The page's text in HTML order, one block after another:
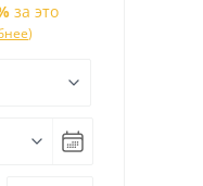
за это
)